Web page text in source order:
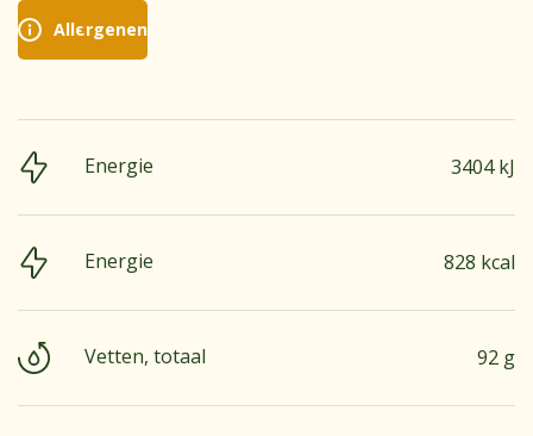
Allergenen
Energie 3404 kJ
Energie 828 kcal
Vetten, totaal 92 g